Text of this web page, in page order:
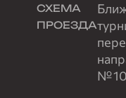
СХЕМА
ПРОЕЗДА
№